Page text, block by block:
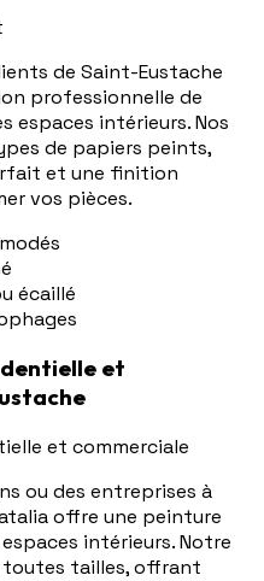
de Saint-Eustache
professionnelle de
espaces intérieurs. Nos
de papiers peints,
et une finition
vos pièces.
écaillé
et
et commerciale
ou des entreprises à
offre une peinture
intérieurs. Notre
toutes tailles, offrant